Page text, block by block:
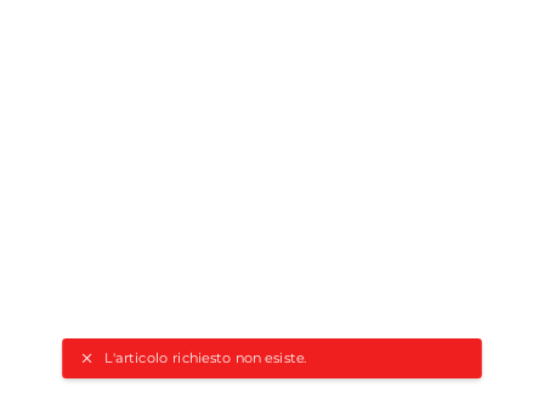
L'articolo richiesto non esiste.